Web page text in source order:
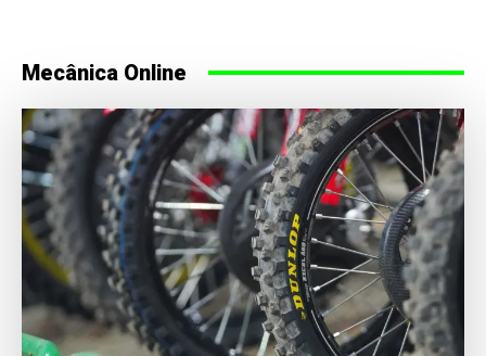
Mecânica Online